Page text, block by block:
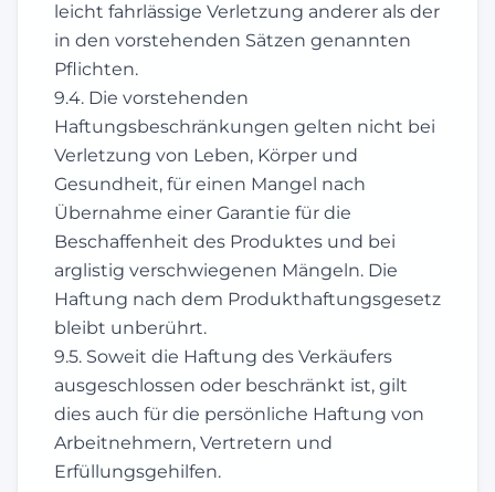
leicht fahrlässige Verletzung anderer als der
in den vorstehenden Sätzen genannten
Pflichten.
9.4. Die vorstehenden
Haftungsbeschränkungen gelten nicht bei
Verletzung von Leben, Körper und
Gesundheit, für einen Mangel nach
Übernahme einer Garantie für die
Beschaffenheit des Produktes und bei
arglistig verschwiegenen Mängeln. Die
Haftung nach dem Produkthaftungsgesetz
bleibt unberührt.
9.5. Soweit die Haftung des Verkäufers
ausgeschlossen oder beschränkt ist, gilt
dies auch für die persönliche Haftung von
Arbeitnehmern, Vertretern und
Erfüllungsgehilfen.